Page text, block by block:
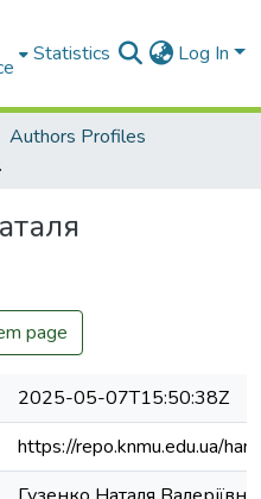
Statistics Log In
Authors Profiles
page
2025-05-07T15:50:38Z
https://repo.knmu.edu.ua/